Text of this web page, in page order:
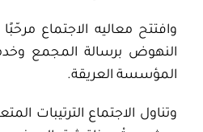
وافتتح معاليه الاجتماع
النهوض برسالة المجمع
المؤسسة العريقة.
وتناول الاجتماع الترتيبات